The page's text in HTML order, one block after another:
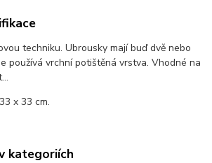
techniku. Ubrousky mají buď dvě nebo
používá vrchní potištěná vrstva. Vhodné na
x 33 cm.
kategoriích